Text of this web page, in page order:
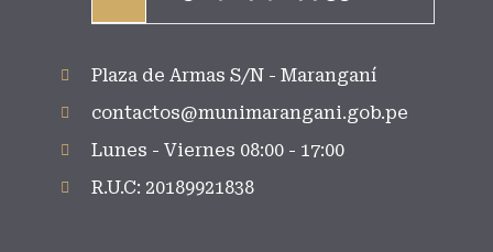
Plaza de Armas S/N - Maranganí
contactos@munimarangani.gob.pe
Lunes - Viernes 08:00 - 17:00
R.U.C: 20189921838